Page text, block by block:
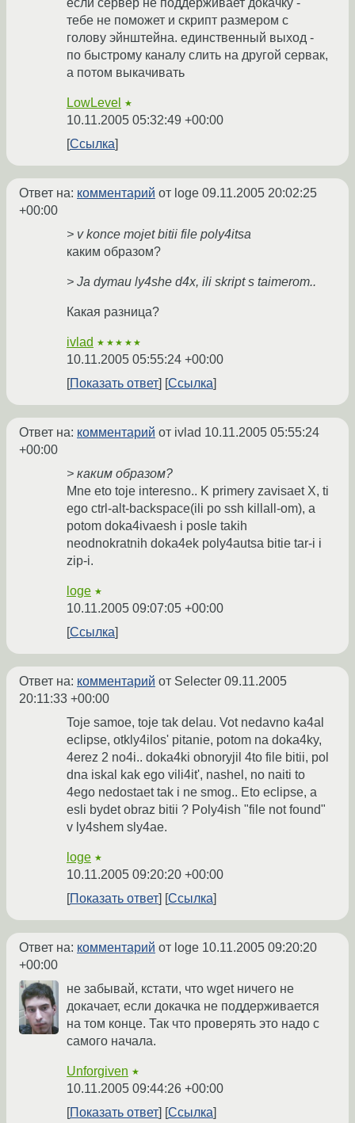
если сервер не поддерживает докачку -
тебе не поможет и скрипт размером с
голову эйнштейна. единственный выход -
по быстрому каналу слить на другой сервак,
а потом выкачивать
LowLevel ★
10.11.2005 05:32:49 +00:00
Ссылка
Ответ на: комментарий от loge 09.11.2005 20:02:25
+00:00
> v konce mojet bitii file poly4itsa
каким образом?
> Ja dymau ly4she d4x, ili skript s taimerom..
Какая разница?
ivlad ★★★★★
10.11.2005 05:55:24 +00:00
Показать ответ
Ссылка
Ответ на: комментарий от ivlad 10.11.2005 05:55:24
+00:00
> каким образом?
Mne eto toje interesno.. K primery zavisaet X, ti
ego ctrl-alt-backspace(ili po ssh killall-om), a
potom doka4ivaesh i posle takih
neodnokratnih doka4ek poly4autsa bitie tar-i i
zip-i.
loge ★
10.11.2005 09:07:05 +00:00
Ссылка
Ответ на: комментарий от Selecter 09.11.2005
20:11:33 +00:00
Toje samoe, toje tak delau. Vot nedavno ka4al
eclipse, otkly4ilos' pitanie, potom na doka4ky,
4erez 2 no4i.. doka4ki obnoryjil 4to file bitii, pol
dna iskal kak ego vili4it', nashel, no naiti to
4ego nedostaet tak i ne smog.. Eto eclipse, a
esli bydet obraz bitii ? Poly4ish "file not found"
v ly4shem sly4ae.
loge ★
10.11.2005 09:20:20 +00:00
Показать ответ
Ссылка
Ответ на: комментарий от loge 10.11.2005 09:20:20
+00:00
не забывай, кстати, что wget ничего не
докачает, если докачка не поддерживается
на том конце. Так что проверять это надо с
самого начала.
Unforgiven ★
10.11.2005 09:44:26 +00:00
Показать ответ
Ссылка